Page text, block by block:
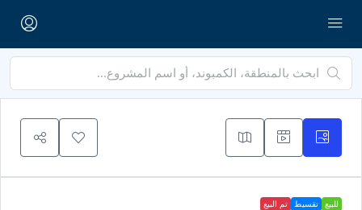
للبيع تقسيط تم البيع